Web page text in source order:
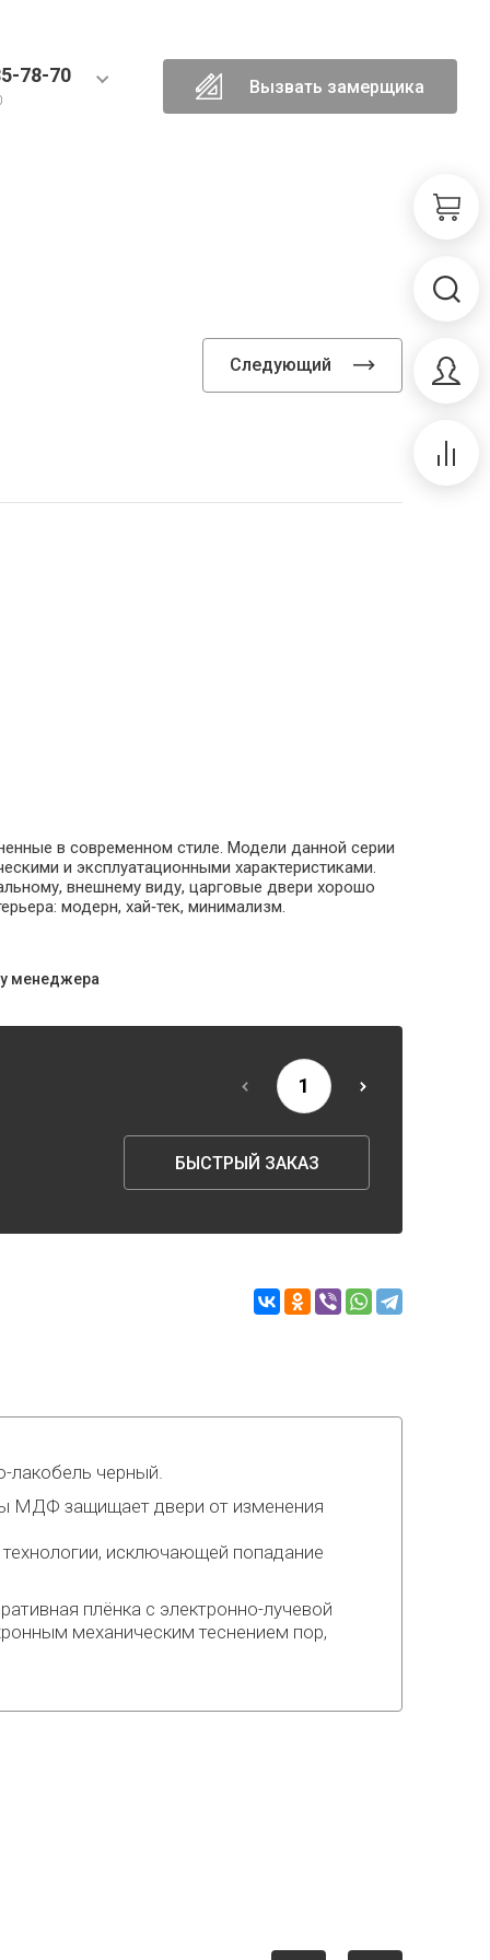
78-70
Вызвать замерщика
Следующий
в современном стиле. Модели данной серии
и эксплуатационными характеристиками.
внешнему виду, царговые двери хорошо
модерн, хай‑тек, минимализм.
менеджера
БЫСТРЫЙ ЗАКАЗ
лакобель черный.
МДФ защищает двери от изменения
исключающей попадание
плёнка с электронно-лучевой
механическим теснением пор,